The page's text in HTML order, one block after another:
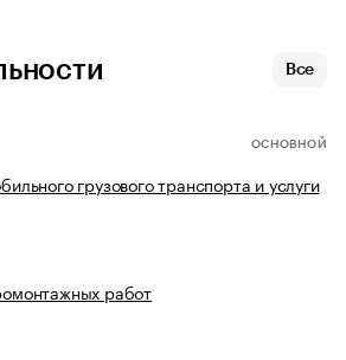
Все
ОСНОВНОЙ
грузового транспорта и услуги
работ